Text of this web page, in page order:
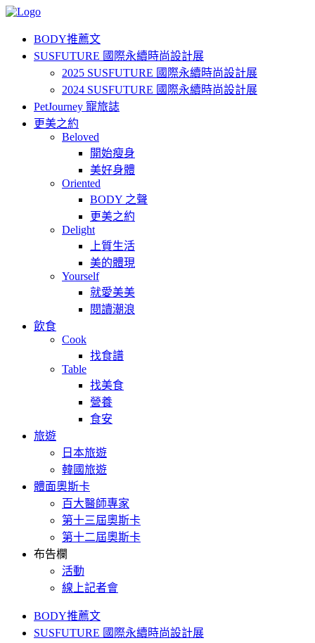
BODY推薦文
SUSFUTURE 國際永續時尚設計展
2025 SUSFUTURE 國際永續時尚設計展
2024 SUSFUTURE 國際永續時尚設計展
PetJourney 寵旅誌
更美之約
Beloved
開始瘦身
美好身體
Oriented
BODY 之聲
更美之約
Delight
上質生活
美的體現
Yourself
就愛美美
閱讀潮浪
飲食
Cook
找食譜
Table
找美食
營養
食安
旅遊
日本旅遊
韓國旅遊
體面奧斯卡
百大醫師專家
第十三屆奧斯卡
第十二屆奧斯卡
布告欄
活動
線上記者會
BODY推薦文
SUSFUTURE 國際永續時尚設計展